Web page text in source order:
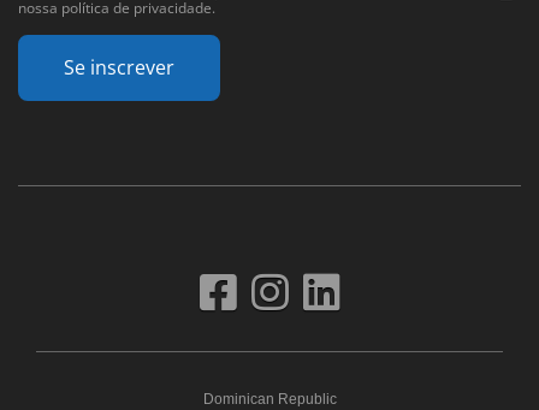
nossa política de privacidade.
Se inscrever
Dominican Republic